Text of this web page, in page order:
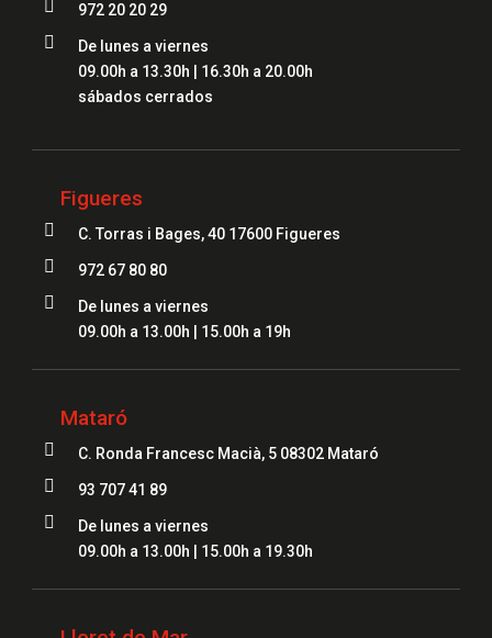
 972 20 20 29

De lunes a viernes
09.00h a 13.30h | 16.30h a 20.00h
sábados cerrados
Figueres
 C. Torras i Bages, 40 17600 Figueres
 972 67 80 80

De lunes a viernes
09.00h a 13.00h | 15.00h a 19h
Mataró
 C. Ronda Francesc Macià, 5 08302 Mataró
 93 707 41 89

De lunes a viernes
09.00h a 13.00h | 15.00h a 19.30h